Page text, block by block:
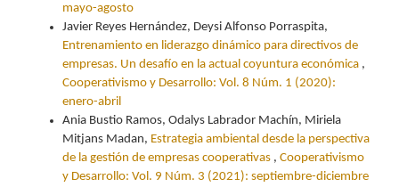
mayo-agosto
Javier Reyes Hernández, Deysi Alfonso Porraspita,
Entrenamiento en liderazgo dinámico para directivos de
empresas. Un desafío en la actual coyuntura económica ,
Cooperativismo y Desarrollo: Vol. 8 Núm. 1 (2020):
enero-abril
Ania Bustio Ramos, Odalys Labrador Machín, Miriela
Mitjans Madan, Estrategia ambiental desde la perspectiva
de la gestión de empresas cooperativas , Cooperativismo
y Desarrollo: Vol. 9 Núm. 3 (2021): septiembre-diciembre